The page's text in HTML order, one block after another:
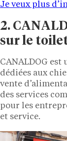
Je veux plus
2.
sur le
CANALDOG
dédiées aux
vente
des services
pour les
et service.